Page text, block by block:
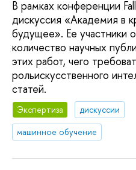
В рамках конференции
дискуссия «Академия в
будущее». Ее участники
количество научных
этих работ, чего
рольискусственного
статей.
Экспертиза
дискуссии
машинное обучение